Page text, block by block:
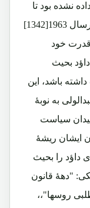
نشده بود تا
مستقیماً از اختیارات خود استفاده کند، درسال 1963[1342]
خود
بحیث
باشد، این
به نوبۀ
سیاست
ایشان ریشۀ
داؤد را بحیث
"دهۀ قانون
روسها"،،